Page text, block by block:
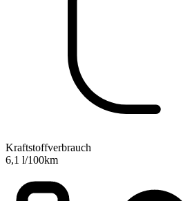
Kraftstoffverbrauch
6,1 l/100km